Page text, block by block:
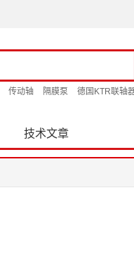
传动轴 隔膜泵 德国KTR联轴
技术文章